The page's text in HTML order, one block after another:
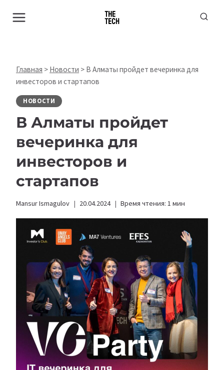
Главная > Новости > В Алматы пройдет вечеринка для
инвесторов и стартапов
НОВОСТИ
В Алматы пройдет
вечеринка для
инвесторов и
стартапов
Mansur Ismagulov 20.04.2024 Время чтения: 1 мин